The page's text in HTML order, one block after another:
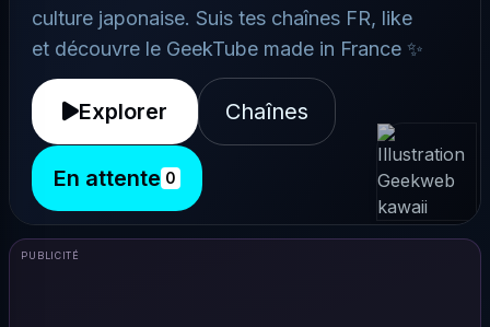
culture japonaise. Suis tes chaînes FR, like
et découvre le GeekTube made in France ✨
Explorer Chaînes
En attente 0
PUBLICITÉ